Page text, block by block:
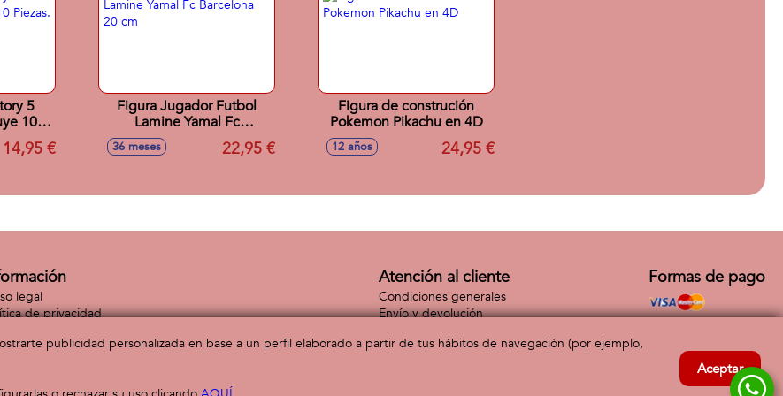
5
10
14,95 €
Figura Jugador Futbol
Lamine Yamal Fc
Barcelona 20 cm
36 meses 22,95 €
Figura de construción
Pokemon Pikachu en 4D
12 años 24,95 €
legal
de privacidad
Atención al cliente
Condiciones generales
Envío y devolución
Formas de pago
publicidad personalizada en base a un perfil elaborado a partir de tus hábitos de navegación (por ejemplo,
Aceptar